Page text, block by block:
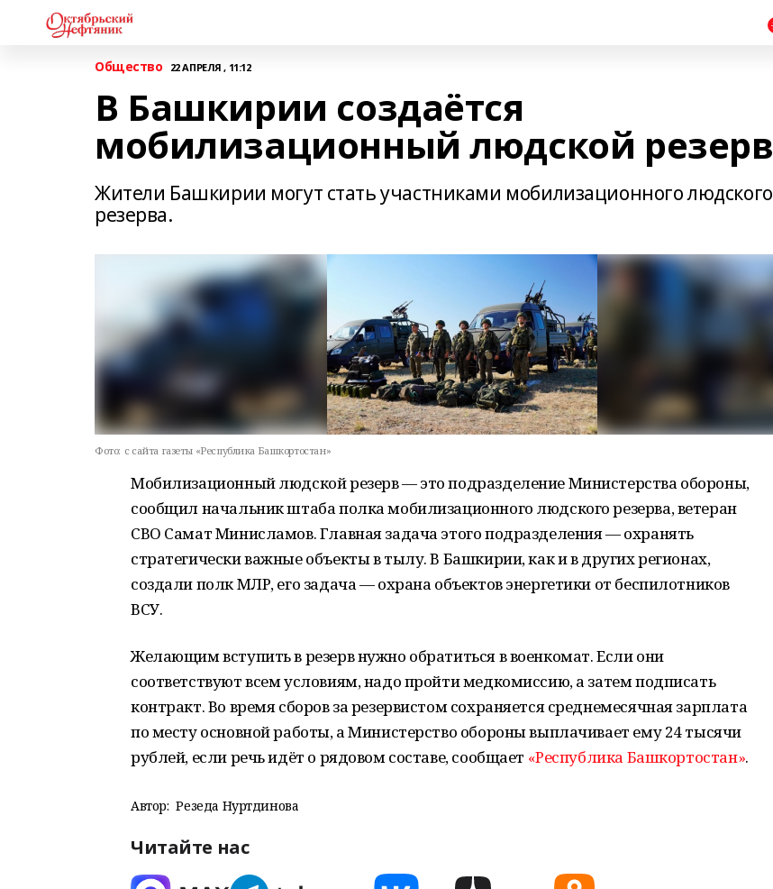
Общество 22 АПРЕЛЯ , 11:12
В Башкирии создаётся
мобилизационный людской резерв
Жители Башкирии могут стать участниками мобилизационного людского
резерва.
Фото: с сайта газеты «Республика Башкортостан»
Мобилизационный людской резерв — это подразделение Министерства обороны,
сообщил начальник штаба полка мобилизационного людского резерва, ветеран
СВО Самат Минисламов. Главная задача этого подразделения — охранять
стратегически важные объекты в тылу. В Башкирии, как и в других регионах,
создали полк МЛР, его задача — охрана объектов энергетики от беспилотников
ВСУ.
Желающим вступить в резерв нужно обратиться в военкомат. Если они
соответствуют всем условиям, надо пройти медкомиссию, а затем подписать
контракт. Во время сборов за резервистом сохраняется среднемесячная зарплата
по месту основной работы, а Министерство обороны выплачивает ему 24 тысячи
рублей, если речь идёт о рядовом составе, сообщает «Республика Башкортостан».
Автор: Резеда Нуртдинова
Читайте нас